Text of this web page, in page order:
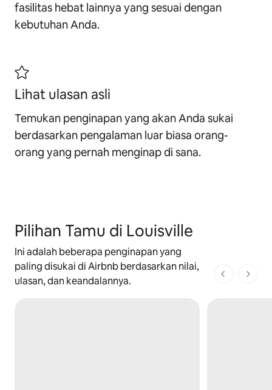
fasilitas hebat lainnya yang sesuai dengan
kebutuhan Anda.
Lihat ulasan asli
Temukan penginapan yang akan Anda sukai
berdasarkan pengalaman luar biasa orang-
orang yang pernah menginap di sana.
Pilihan Tamu di Louisville
Ini adalah beberapa penginapan yang
paling disukai di Airbnb berdasarkan nilai,
ulasan, dan keandalannya.
1 dari 1